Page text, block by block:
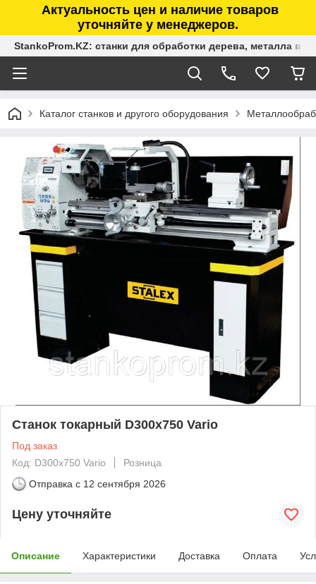
Актуальность цен и наличие товаров
уточняйте у менеджеров.
StankoProm.KZ: станки для обработки дерева, металла в
Каталог станков и другого оборудования
Станок токарный D300x750 Vario
Под заказ
Код: D300x750 Vario
Розница
Отправка с 12 сентября 2026
Цену уточняйте
Описание Характеристики Доставка Оплата